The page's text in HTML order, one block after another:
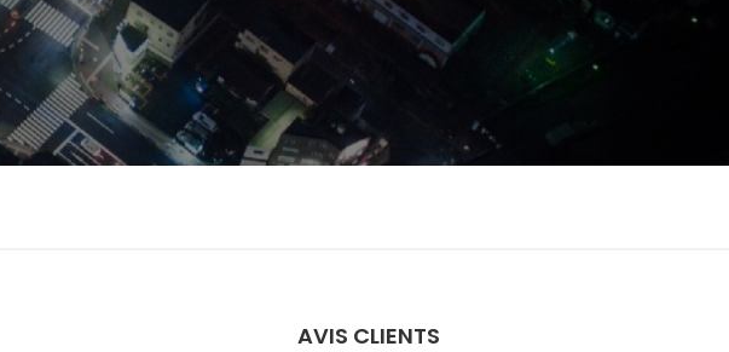
AVIS CLIENTS